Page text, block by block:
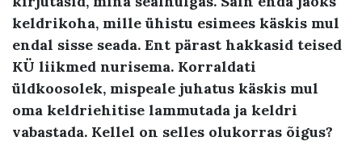
keldrikoha, mille ühistu esimees käskis mul
endal sisse seada. Ent pärast hakkasid teised
KÜ liikmed nurisema. Korraldati
üldkoosolek, mispeale juhatus käskis mul
oma keldriehitise lammutada ja keldri
vabastada. Kellel on selles olukorras õigus?